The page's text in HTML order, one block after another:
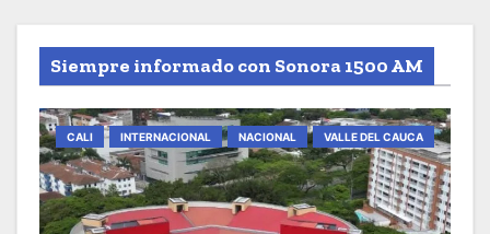
Siempre informado con Sonora 1500 AM
CALI INTERNACIONAL NACIONAL VALLE DEL CAUCA